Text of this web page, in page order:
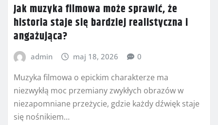
Jak muzyka filmowa może sprawić, że
historia staje się bardziej realistyczna i
angażująca?
admin maj 18, 2026 0
Muzyka filmowa o epickim charakterze ma
niezwykłą moc przemiany zwykłych obrazów w
niezapomniane przeżycie, gdzie każdy dźwięk staje
się nośnikiem…